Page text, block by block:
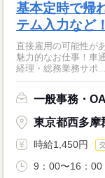
基本定時で帰
テム入力など！
直接雇用の可能性が
魅力的なお仕事！
経理・総務業務サポ...
一般事務・
東京都西多摩
時給1,450円
9：00〜16：